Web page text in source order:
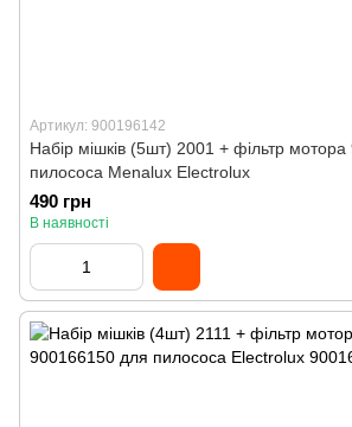
Артикул: 900196142
Набір мішків (5шт) 2001 + фільтр
пилососа Menalux Electrolux
490 грн
В наявності